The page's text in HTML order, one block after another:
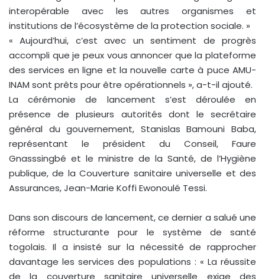
interopérable avec les autres organismes et
institutions de l’écosystème de la protection sociale. »
« Aujourd’hui, c’est avec un sentiment de progrès
accompli que je peux vous annoncer que la plateforme
des services en ligne et la nouvelle carte à puce AMU-
INAM sont prêts pour être opérationnels », a-t-il ajouté.
La cérémonie de lancement s’est déroulée en
présence de plusieurs autorités dont le secrétaire
général du gouvernement, Stanislas Bamouni Baba,
représentant le président du Conseil, Faure
Gnasssingbé et le ministre de la Santé, de l’Hygiène
publique, de la Couverture sanitaire universelle et des
Assurances, Jean-Marie Koffi Ewonoulé Tessi.
Dans son discours de lancement, ce dernier a salué une
réforme structurante pour le système de santé
togolais. Il a insisté sur la nécessité de rapprocher
davantage les services des populations : « La réussite
de la couverture sanitaire universelle exige des